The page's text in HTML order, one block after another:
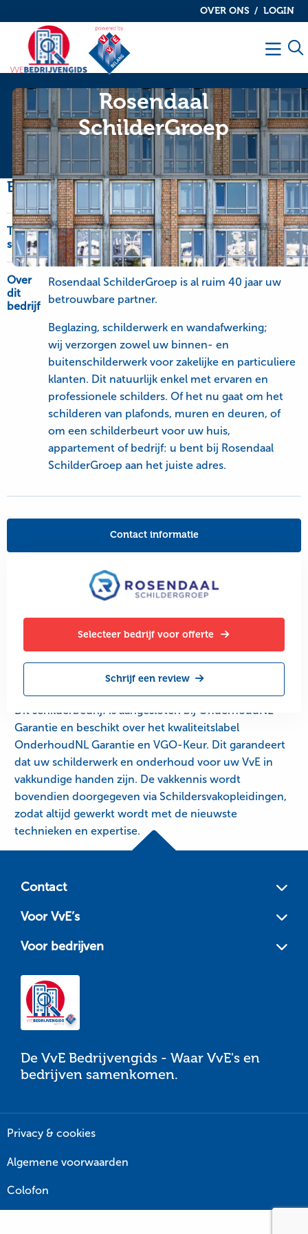
OVER ONS LOGIN
De
VvE
bedrijvengidsbedrijvengids
Rosendaal
SchilderGroep
Bedrijfsinformatie
Type
service
OnderhoudNL Garantie, schilderwerk-glaswerk
en onderhoudswerk
Over
dit
bedrijf
Rosendaal SchilderGroep is al ruim 40 jaar uw
betrouwbare partner.
Beglazing, schilderwerk en wandafwerking;
wij verzorgen zowel uw binnen- en
buitenschilderwerk voor zakelijke en particuliere
klanten. Dit natuurlijk enkel met ervaren en
professionele schilders. Of het nu gaat om het
schilderen van plafonds, muren en deuren, of
om een schilderbeurt voor uw huis,
appartement of bedrijf: u bent bij Rosendaal
SchilderGroep aan het juiste adres.
Contact informatie
Selecteer bedrijf voor offerte
Schrijf een review
Dit schilderbedrijf is aangesloten bij OnderhoudNL
Garantie en beschikt over het kwaliteitslabel
OnderhoudNL Garantie en VGO-Keur. Dit garandeert
dat uw schilderwerk en onderhoud voor uw VvE in
vakkundige handen zijn. De vakkennis wordt
bovendien doorgegeven via Schildersvakopleidingen,
zodat altijd gewerkt wordt met de nieuwste
technieken en expertise.
De VvE Bedrijvengids - Waar VvE's en
bedrijven samenkomen.
Voor bedrijven
Voor VvE’s
Contact
Privacy & cookies
Algemene voorwaarden
Colofon